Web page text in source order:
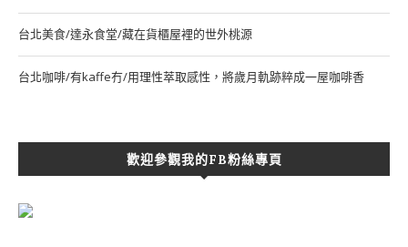
台北美食/達永食堂/藏在貨櫃屋裡的世外桃源
台北咖啡/有kaffe冇/用理性萃取感性，將歲月軌跡粹成一屋咖啡香
歡迎參觀我的FB粉絲專頁